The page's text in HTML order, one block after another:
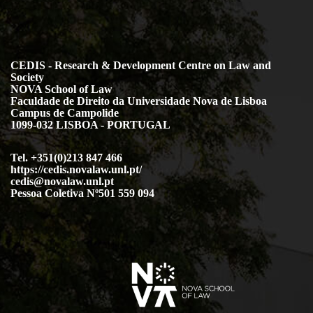
CEDIS - Research & Development Centre on Law and
Society
NOVA School of Law
Faculdade de Direito da Universidade Nova de Lisboa
Campus de Campolide
1099-032 LISBOA - PORTUGAL
Tel. +351(0)213 847 466
https://cedis.novalaw.unl.pt/
cedis@novalaw.unl.pt
Pessoa Coletiva Nº501 559 094